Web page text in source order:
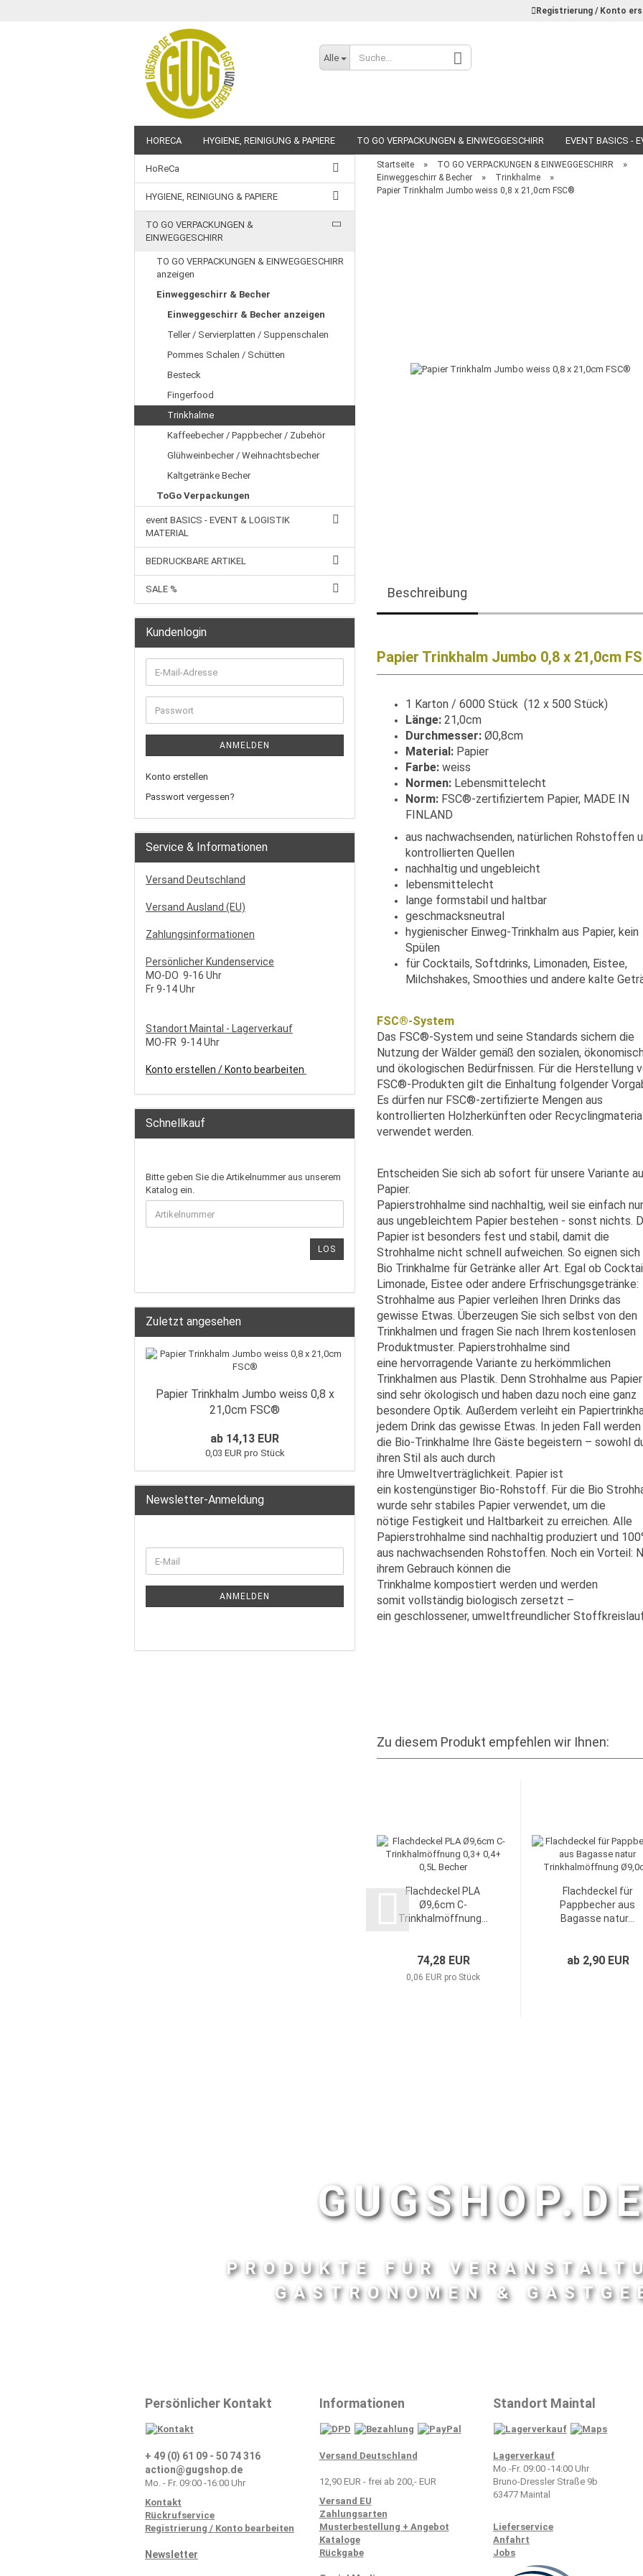
Registrierung / Konto
Alle
HORECA HYGIENE, REINIGUNG & PAPIERE TO GO VERPACKUNGEN & EINWEGGESCHIRR EVENT BASICS -
BEDRUCKBARE ARTIKEL Startseite » TO GO VERPACKUNGEN & EINWEGGESCHIRR »
Einweggeschirr & Becher » Trinkhalme »
Papier Trinkhalm Jumbo weiss 0,8 x 21,0cm FSC®
Beschreibung
Papier Trinkhalm Jumbo 0,8 x 21,0cm
1 Karton / 6000 Stück (12 x 500 Stück)
Länge: 21,0cm
Durchmesser: Ø0,8cm
Material: Papier
Farbe: weiss
Normen: Lebensmittelecht
Norm: FSC®-zertifiziertem Papier, MADE IN
FINLAND
aus nachwachsenden, natürlichen Rohstoffen
kontrollierten Quellen
nachhaltig und ungebleicht
lebensmittelecht
lange formstabil und haltbar
geschmacksneutral
hygienischer Einweg-Trinkhalm aus Papier, kein
Spülen
für Cocktails, Softdrinks, Limonaden, Eistee,
Milchshakes, Smoothies und andere kalte
FSC®-System
Das FSC®-System und seine Standards sichern die
Nutzung der Wälder gemäß den sozialen,
und ökologischen Bedürfnissen. Für die Herstellung
FSC®-Produkten gilt die Einhaltung folgender
Es dürfen nur FSC®-zertifizierte Mengen aus
kontrollierten Holzherkünften oder
verwendet werden.
Entscheiden Sie sich ab sofort für unsere Variante
Papier.
Papierstrohhalme sind nachhaltig, weil sie einfach
aus ungebleichtem Papier bestehen - sonst nichts.
Papier ist besonders fest und stabil, damit die
Strohhalme nicht schnell aufweichen. So eignen sich
Bio Trinkhalme für Getränke aller Art. Egal ob
Limonade, Eistee oder andere Erfrischungsgetränke:
Strohhalme aus Papier verleihen Ihren Drinks das
gewisse Etwas. Überzeugen Sie sich selbst von den
Trinkhalmen und fragen Sie nach Ihrem kostenlosen
Produktmuster. Papierstrohhalme sind
eine hervorragende Variante zu herkömmlichen
Trinkhalmen aus Plastik. Denn Strohhalme aus Papier
sind sehr ökologisch und haben dazu noch eine ganz
besondere Optik. Außerdem verleiht ein
jedem Drink das gewisse Etwas. In jeden Fall werden
die Bio-Trinkhalme Ihre Gäste begeistern – sowohl
ihren Stil als auch durch
ihre Umweltverträglichkeit. Papier ist
ein kostengünstiger Bio-Rohstoff. Für die Bio
wurde sehr stabiles Papier verwendet, um die
nötige Festigkeit und Haltbarkeit zu erreichen. Alle
Papierstrohhalme sind nachhaltig produziert und
aus nachwachsenden Rohstoffen. Noch ein Vorteil:
ihrem Gebrauch können die
Trinkhalme kompostiert werden und werden
somit vollständig biologisch zersetzt –
ein geschlossener, umweltfreundlicher
Zu diesem Produkt empfehlen wir Ihnen:
Flachdeckel PLA
Ø9,6cm C-
Trinkhalmöffnung...
74,28 EUR
0,06 EUR pro Stück
Flachdeckel für
Pappbecher aus
Bagasse natur...
ab 2,90 EUR
HoReCa
HYGIENE, REINIGUNG & PAPIERE
TO GO VERPACKUNGEN &
EINWEGGESCHIRR
TO GO VERPACKUNGEN & EINWEGGESCHIRR
anzeigen
Einweggeschirr & Becher
Einweggeschirr & Becher anzeigen
Teller / Servierplatten / Suppenschalen
Pommes Schalen / Schütten
Besteck
Fingerfood
Trinkhalme
Kaffeebecher / Pappbecher / Zubehör
Glühweinbecher / Weihnachtsbecher
Kaltgetränke Becher
ToGo Verpackungen
event BASICS - EVENT & LOGISTIK
MATERIAL
BEDRUCKBARE ARTIKEL
SALE %
Kundenlogin
ANMELDEN
Konto erstellen
Passwort vergessen?
Service & Informationen
Versand Deutschland
Versand Ausland (EU)
Zahlungsinformationen
Persönlicher Kundenservice
MO-DO 9-16 Uhr
Fr 9-14 Uhr
Standort Maintal - Lagerverkauf
MO-FR 9-14 Uhr
Konto erstellen / Konto bearbeiten
Schnellkauf
Bitte geben Sie die Artikelnummer aus unserem
Katalog ein.
LOS
Zuletzt angesehen
Papier Trinkhalm Jumbo weiss 0,8 x
21,0cm FSC®
ab 14,13 EUR
0,03 EUR pro Stück
Newsletter-Anmeldung
ANMELDEN
PRODUKTE FÜR
GASTRONOMEN &
Persönlicher Kontakt
+ 49 (0) 61 09 - 50 74 316
action@gugshop.de
Mo. - Fr. 09:00 -16:00 Uhr
Kontakt
Rückrufservice
Registrierung / Konto bearbeiten
Newsletter
Informationen
Versand Deutschland
12,90 EUR - frei ab 200,- EUR
Versand EU
Zahlungsarten
Musterbestellung + Angebot
Kataloge
Rückgabe
Standort Maintal
Lagerverkauf
Mo.-Fr. 09:00 -14:00 Uhr
Bruno-Dressler Straße 9b
63477 Maintal​
Lieferservice
Anfahrt
Jobs